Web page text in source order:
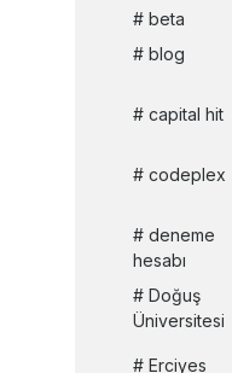
beta
blog
capital hit
codeplex
deneme
hesabı
Doğuş
Üniversitesi
Erciyes